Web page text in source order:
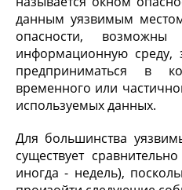
данным уязвимым
опасности,
информационную среду,
предприниматься в
временного или
используемых данных.
Для большинства
существует
иногда - недель),